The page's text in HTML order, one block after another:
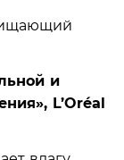
и
L’Oréal